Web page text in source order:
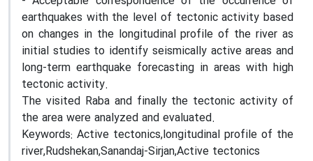
earthquakes with the level of tectonic activity based
on changes in the longitudinal profile of the river as
initial studies to identify seismically active areas and
long-term earthquake forecasting in areas with high
tectonic activity.
The visited Raba and finally the tectonic activity of
the area were analyzed and evaluated.
Keywords: Active tectonics,longitudinal profile of the
river,Rudshekan,Sanandaj-Sirjan,Active tectonics